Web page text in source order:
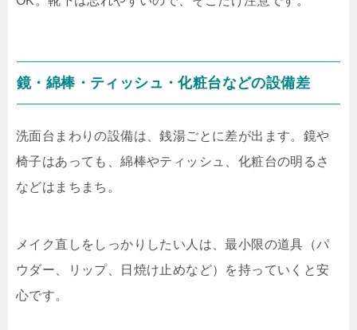
鏡・綿棒・ティッシュ・化粧台などの設備差
洗面台まわりの設備は、銭湯ごとに差が出ます。鏡や
椅子はあっても、綿棒やティッシュ、化粧台の明るさ
などはまちまち。
メイク直しをしっかりしたい人は、最小限の道具（パ
ウダー、リップ、日焼け止めなど）を持っていくと安
心です。